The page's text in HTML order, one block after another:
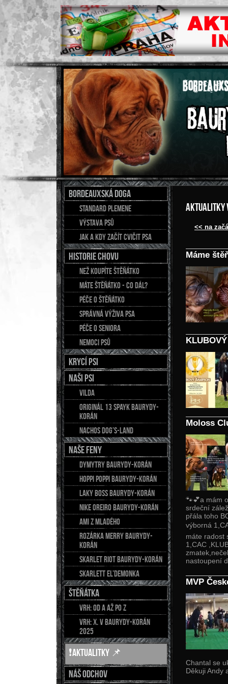
Aktualitky
<< na
Máme
Moloss
🐾💕a mám
srdeční
přála toho
výborná
máte radost
1,CAC
nastoupení
MVP
Chantal se
Děkuji Andy
BORDEAUXSKÁ DOGA
Standard plemene
Výstava psů
Jak a kdy začít cvičit psa
Historie chovu
Než koupíte štěňátko
Máte štěňátko - co dál?
Péče o štěňátko
Správná výživa psa
Péče o seniora
Nemoci psů
Krycí psi
NAŠI PSI
Vilda
Originál 13 Spayk Baurydy-
Korán
Nachos Dog’s-Land
NAŠE FENY
DYMYTRY Baurydy-Korán
HOPPI POPPI Baurydy-Korán
LAKY BOSS Baurydy-Korán
NIKE OREIRO Baurydy-Korán
AMI z Mladého
Rozárka Merry Baurydy-
Korán
Skarlet Riot Baurydy-Korán
Skarlett El’demonka
ŠTĚŇÁTKA
Vrh: od A až po Z
Vrh: X. v Baurydy-Korán
2025
❗AKTUALITKY 📌
Náš odchov